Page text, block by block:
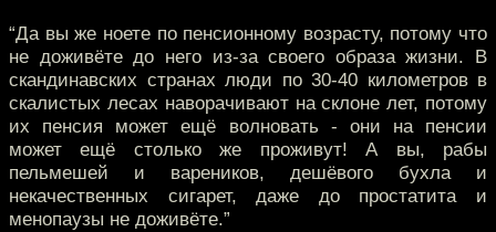
“Да вы же ноете по пенсионному возрасту, потому что
не доживёте до него из-за своего образа жизни. В
скандинавских странах люди по 30-40 километров в
скалистых лесах наворачивают на склоне лет, потому
их пенсия может ещё волновать - они на пенсии
может ещё столько же проживут! А вы, рабы
пельмешей и вареников, дешёвого бухла и
некачественных сигарет, даже до простатита и
менопаузы не доживёте.”